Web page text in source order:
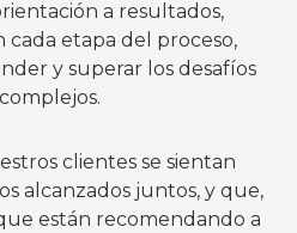
a resultados,
cada etapa del proceso,
y superar los desafíos
clientes se sientan
alcanzados juntos, y que,
están recomendando a